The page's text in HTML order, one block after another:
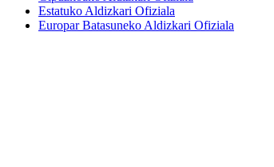
Estatuko Aldizkari Ofiziala
Europar Batasuneko Aldizkari Ofiziala